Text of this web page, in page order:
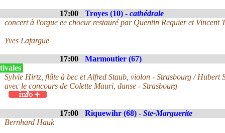
17:00 Troyes (10) - cathédrale
concert à l'orgue ee choeur restauré par Quentin Requier et Vincent
Yves Lafargue
17:00 Marmoutier (67)
Sylvie Hirtz, flûte à bec et Alfred Staub, violon - Strasbourg / Hubert
avec le concours de Colette Mauri, danse - Strasbourg
17:00 Riquewihr (68) - Ste-Marguerite
Bernhard Hauk